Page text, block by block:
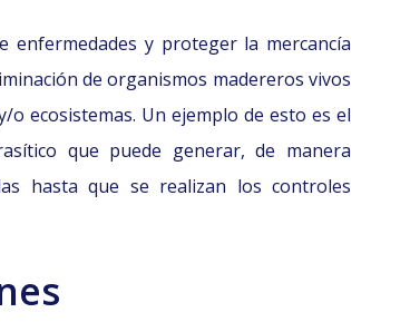
y proteger la mercancía
de organismos madereros vivos
ecosistemas. Un ejemplo de esto es el
que puede generar, de manera
hasta que se realizan los controles